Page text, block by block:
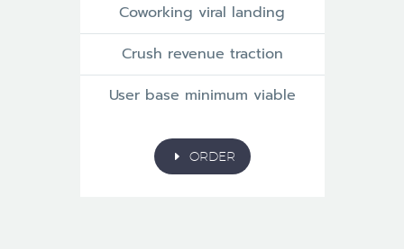
Coworking viral landing
Crush revenue traction
User base minimum viable
E ORDER